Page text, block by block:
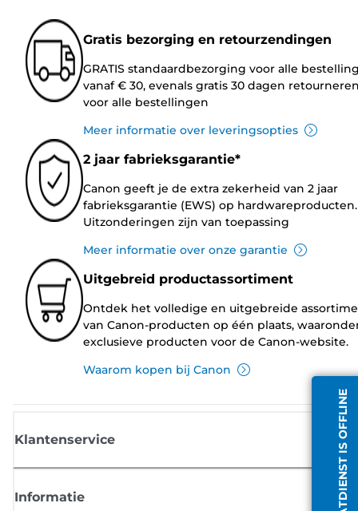
CHATDIENST IS OFFLINE
Gratis bezorging en retourzendingen
GRATIS standaardbezorging voor alle
vanaf € 30, evenals gratis 30 dagen
voor alle bestellingen
Meer informatie over leveringsopties
2 jaar fabrieksgarantie*
Canon geeft je de extra zekerheid van 2 jaar
fabrieksgarantie (EWS) op hardwareproducten.
Uitzonderingen zijn van toepassing
Meer informatie over onze garantie
Uitgebreid productassortiment
Ontdek het volledige en uitgebreide
van Canon-producten op één plaats,
exclusieve producten voor de Canon-website.
Waarom kopen bij Canon
Klantenservice
Informatie